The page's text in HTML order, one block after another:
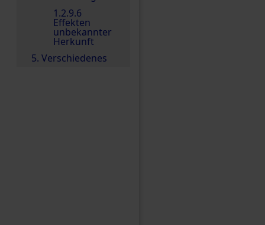
1.2.9.6
Effekten
unbekannter
Herkunft
5. Verschiedenes